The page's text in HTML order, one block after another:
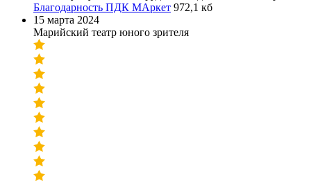
Благодарность ПДК МАркет 972,1 кб
15 марта 2024
Марийский театр юного зрителя